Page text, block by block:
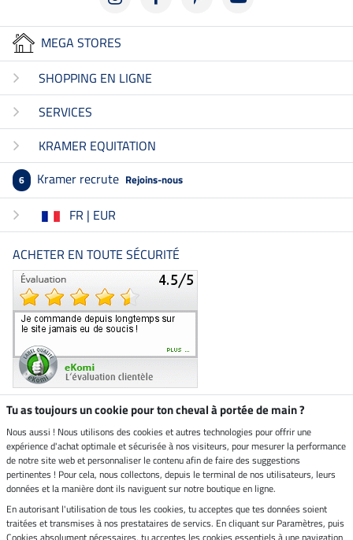
MEGA STORES
SHOPPING EN LIGNE
SERVICES
KRAMER EQUITATION
6 Kramer recrute Rejoins-nous
FR | EUR
ACHETER EN TOUTE SÉCURITÉ
Boutique climatiquement
neutre
Livraison par
Paiement sécurisé
Tu as toujours un cookie pour ton cheval à portée de main ?
Nous aussi ! Nous utilisons des cookies et autres technologies pour offrir une
expérience d'achat optimale et sécurisée à nos visiteurs, pour mesurer la performance
de notre site web et personnaliser le contenu afin de faire des suggestions
pertinentes ! Pour cela, nous collectons, depuis le terminal de nos utilisateurs, leurs
données et la manière dont ils naviguent sur notre boutique en ligne.
En autorisant l'utilisation de tous les cookies, tu acceptes que tes données soient
traitées et transmises à nos prestataires de servics. En cliquant sur Paramètres, puis